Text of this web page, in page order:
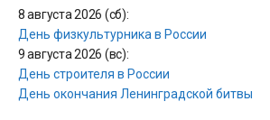
8 августа 2026 (сб):
День физкультурника в России
9 августа 2026 (вс):
День строителя в России
День окончания Ленинградской битвы